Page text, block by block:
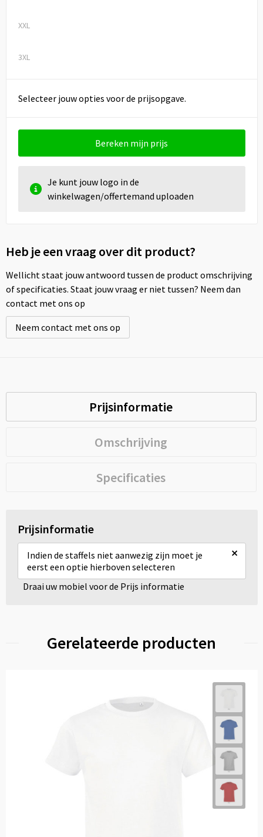
XXL
3XL
Selecteer jouw opties voor de prijsopgave.
Bereken mijn prijs
Je kunt jouw logo in de
winkelwagen/offertemand uploaden
Heb je een vraag over dit product?
Wellicht staat jouw antwoord tussen de product omschrijving
of specificaties. Staat jouw vraag er niet tussen? Neem dan
contact met ons op
Neem contact met ons op
Prijsinformatie
Omschrijving
Specificaties
Prijsinformatie
Indien de staffels niet aanwezig zijn moet je
eerst een optie hierboven selecteren
×
Draai uw mobiel voor de Prijs informatie
Gerelateerde producten